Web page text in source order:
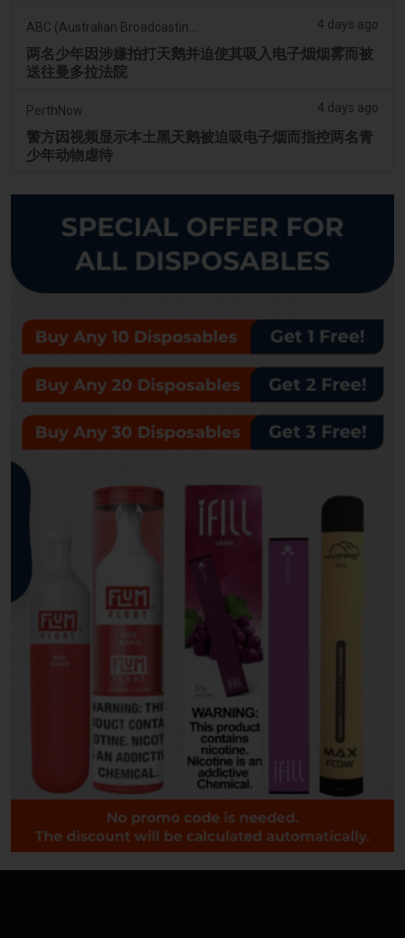
4 days ago
两名少年因涉嫌拍打天鹅并迫使其吸入电子烟烟雾而被
送往曼多拉法院
PerthNow 4 days ago
警方因视频显示本土黑天鹅被迫吸电子烟而指控两名青
少年动物虐待